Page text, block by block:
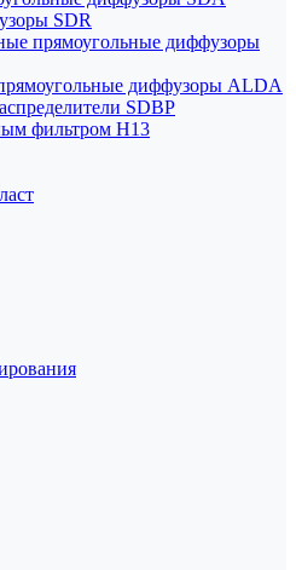
SDR
прямоугольные диффузоры
диффузоры ALDA
SDBP
фильтром Н13